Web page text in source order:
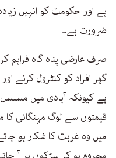
ہے اور حکومت کو انہیں
ضرورت ہے۔
صرف عارضی پناہ گاہ فراہم
گھر افراد کو کنٹرول کرنے
ہے کیونکہ آبادی میں مسلسل
قیمتوں سے لوگ مہنگائی
میں وہ غربت کا شکار ہو